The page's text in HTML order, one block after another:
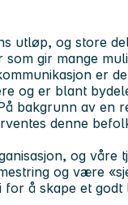
utløp, og store
som gir mange
er
og er blant
bakgrunn av en
denne
og våre
og være
å skape et